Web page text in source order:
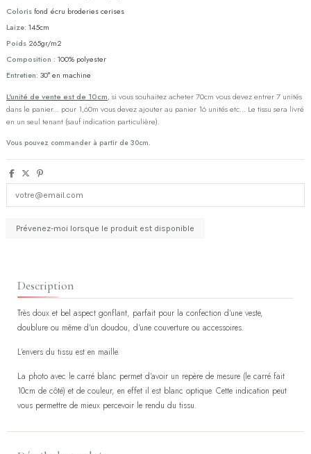
Colorisfond écru broderies cerises
Laize: 145cm
Poids 265gr/m2
Composition : 100% polyester
Entretien: 30° en machine
L'unité de vente est de 10cm, si vous souhaitez acheter 70cm vous devez entrer 7 unités
dans le panier... pour 1,60m vous devez ajouter au panier 16 unités etc... Le tissu sera livré
en un seul tenant (sauf indication particulière).
Vous pouvez commander à partir de 30cm.
Description
Très doux et bel aspect gonflant, parfait pour la confection d'une veste,
doublure ou même d'un doudou, d'une couverture ou accessoires.
L'envers du tissu est en maille.
La photo avec le carré blanc permet d'avoir un repère de mesure (le carré fait
10cm de côté) et de couleur, en effet il est blanc optique. Cette indication peut
vous permettre de mieux percevoir le rendu du tissu.